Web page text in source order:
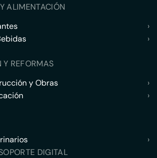
ALIMENTACIÓN
›
›
Y REFORMAS
y Obras
›
›
›
DIGITAL